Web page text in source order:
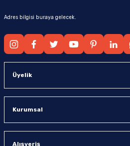
Adres bilgisi buraya gelecek.
Üyelik
Kurumsal
Alışveriş